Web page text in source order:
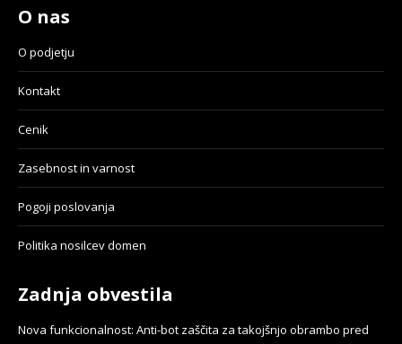
O nas
O podjetju
Kontakt
Cenik
Zasebnost in varnost
Pogoji poslovanja
Politika nosilcev domen
Zadnja obvestila
Nova funkcionalnost: Anti-bot zaščita za takojšnjo obrambo pred